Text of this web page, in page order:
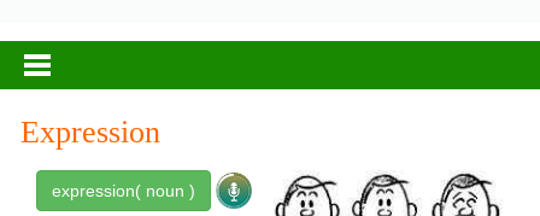
Expression
expression( noun )